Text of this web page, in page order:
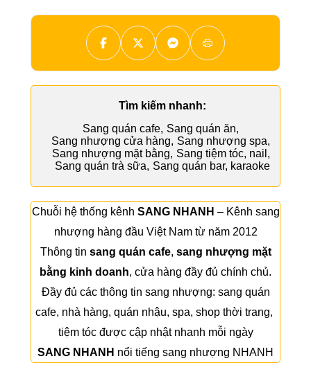
Tìm kiếm nhanh:
Sang quán cafe, Sang quán ăn,
Sang nhượng cửa hàng, Sang nhượng spa,
Sang nhượng mặt bằng, Sang tiệm tóc, nail ,
Sang quán trà sữa, Sang quán bar, karaoke
Chuỗi hệ thống kênh SANG NHANH – Kênh sang
nhượng hàng đầu Việt Nam từ năm 2012
Thông tin sang quán cafe, sang nhượng mặt
bằng kinh doanh, cửa hàng đầy đủ chính chủ.
Đầy đủ các thông tin sang nhượng: sang quán
cafe, nhà hàng, quán nhậu, spa, shop thời trang,
tiệm tócđược cập nhật nhanh mỗi ngày
SANG NHANH nổi tiếng sang nhượng NHANH